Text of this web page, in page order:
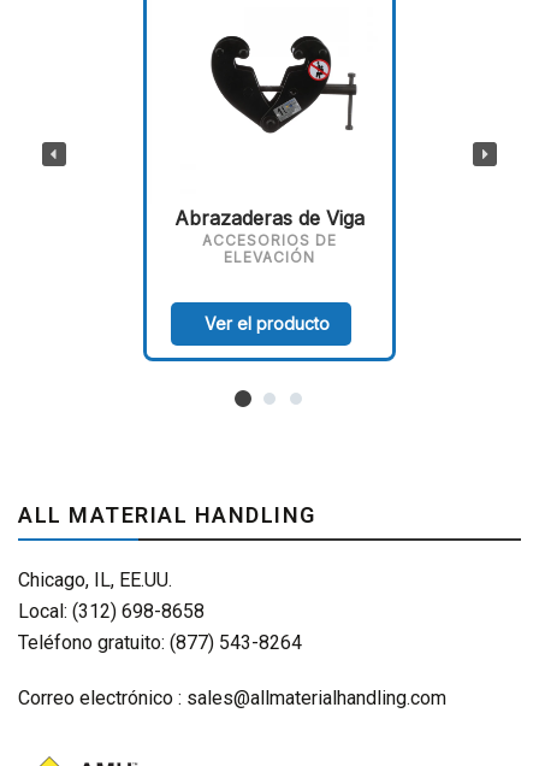
Abrazaderas de Viga
ACCESORIOS DE
ELEVACIÓN
Ver el producto
ALL MATERIAL HANDLING
Chicago, IL, EE.UU.
Local: (312) 698-8658
Teléfono gratuito: (877) 543-8264
Correo electrónico : sales@allmaterialhandling.com